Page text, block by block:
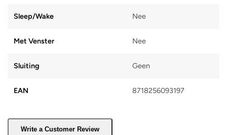
Sleep/Wake Nee
Met Venster Nee
Sluiting Geen
EAN 8718256093197
Write a Customer Review